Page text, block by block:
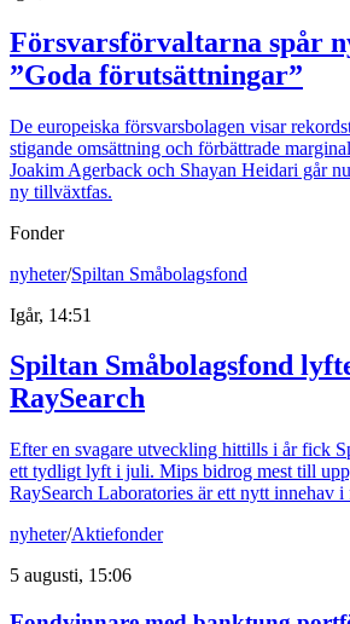
Försvarsförvaltarna spår
”Goda förutsättningar”
De europeiska försvarsbolagen visar
stigande omsättning och förbättrade
Joakim Agerback och Shayan Heidari går
ny tillväxtfas.
Fonder
nyheter/Spiltan Småbolagsfond
Igår, 14:51
Spiltan Småbolagsfond
RaySearch
Efter en svagare utveckling hittills i år fick
ett tydligt lyft i juli. Mips bidrog mest till
RaySearch Laboratories är ett nytt innehav i
nyheter/Aktiefonder
5 augusti, 15:06